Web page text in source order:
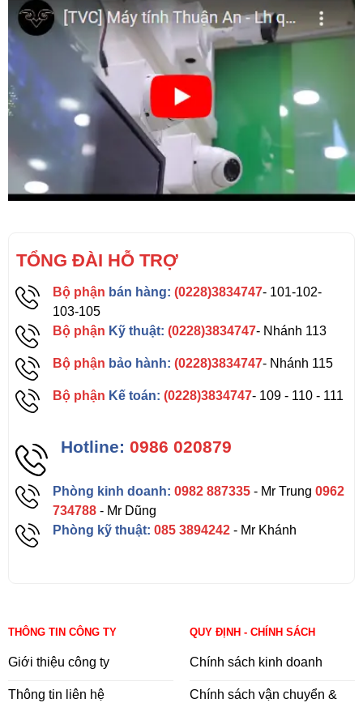
TỔNG ĐÀI HỖ TRỢ
Bộ phận bán hàng: (0228)3834747- 101-102-
103-105
Bộ phận Kỹ thuật: (0228)3834747- Nhánh 113
Bộ phận bảo hành: (0228)3834747- Nhánh 115
Bộ phận Kế toán: (0228)3834747- 109 - 110 - 111
Hotline: 0986 020879
Phòng kinh doanh: 0982 887335 - Mr Trung0962
734788 - Mr Dũng
Phòng kỹ thuật:085 3894242 - Mr Khánh
THÔNG TIN CÔNG TY
Giới thiệu công ty
Thông tin liên hệ
QUY ĐỊNH - CHÍNH SÁCH
Chính sách kinh doanh
Chính sách vận chuyển &